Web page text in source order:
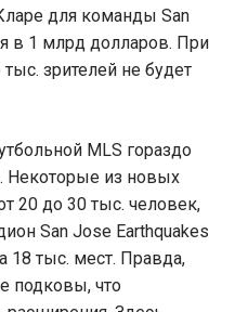
для команды San
в 1 млрд долларов. При
зрителей не будет
MLS гораздо
Некоторые из новых
20 до 30 тыс. человек,
San Jose Earthquakes
18 тыс. мест. Правда,
подковы, что